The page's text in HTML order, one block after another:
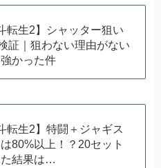
転生2】シャッター狙い
証｜狙わない理由がない
かった件
転生2】特闘＋ジャギス
80%以上！？20セット
た結果は…